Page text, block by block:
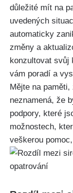
důležité mít na
uvedených
automaticky
změny a
konzultovat svůj
vám poradí a
Mějte na
neznamená, že
podpory, které
možnostech,
veškerou